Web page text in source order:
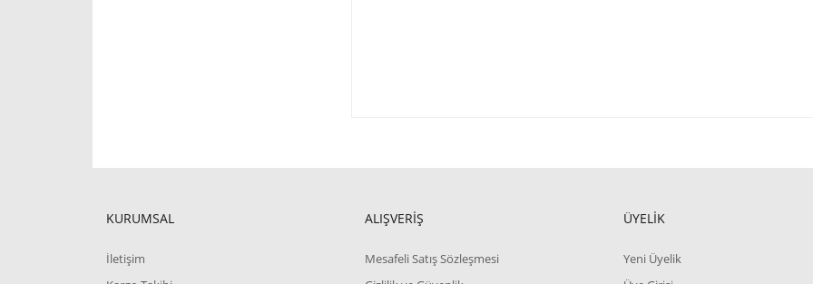
KURUMSAL
İletişim
ALIŞVERİŞ
Mesafeli Satış Sözleşmesi
ÜYELİK
Yeni Üyelik